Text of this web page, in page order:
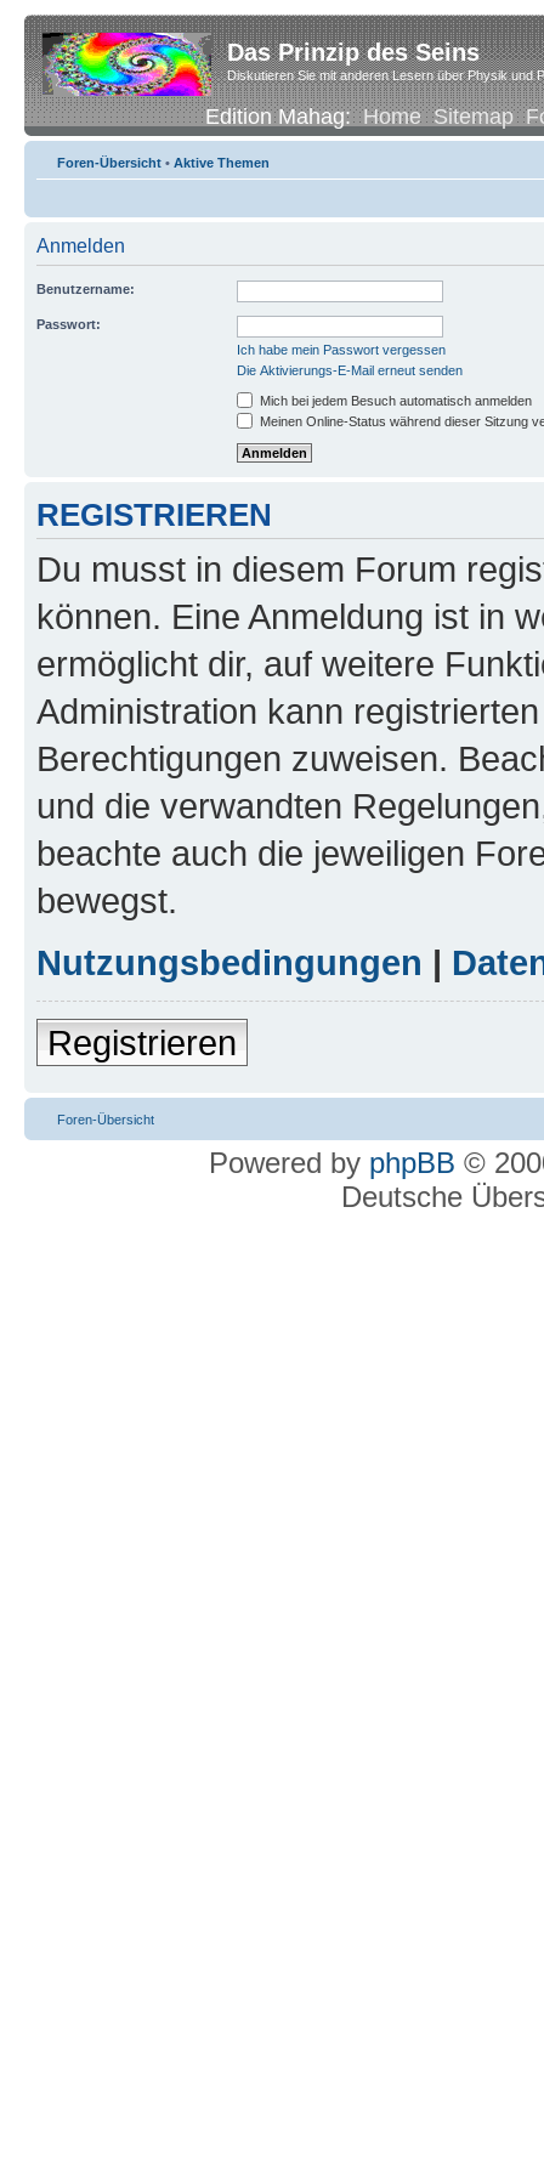
Das Prinzip des Seins
Diskutieren Sie mit anderen Lesern über Physik und
Edition Mahag:Home Sitemap
Foren-Übersicht • Aktive Themen
Anmelden
Benutzername:
Passwort:
Ich habe mein Passwort vergessen
Die Aktivierungs-E-Mail erneut senden
Mich bei jedem Besuch automatisch anmelden
Meinen Online-Status während dieser Sitzung
REGISTRIEREN
Du musst in diesem Forum
können. Eine Anmeldung ist in
ermöglicht dir, auf weitere
Administration kann
Berechtigungen zuweisen.
und die verwandten
beachte auch die jeweiligen
bewegst.
Nutzungsbedingungen |
Registrieren
Foren-Übersicht
Powered by phpBB ©
Deutsche